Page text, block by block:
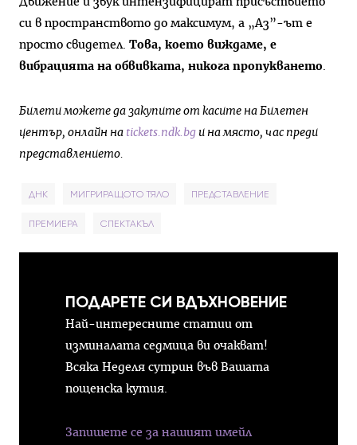
си в пространството до максимум, а „Аз”-ът е
просто свидетел. Това, което виждаме, е
вибрацията на обвивката, никога пропукването
Билети можете да закупите от касите на Билетен
център, онлайн на tickets.ndk.bg и на място, час преди
представлението.
ДНК МИГРИРАЩОТО ТЯЛО ПРЕДСТАВЛЕНИЕ
ПРЕМИЕРА СПЕКТАКЪЛ
ПОДАРЕТЕ СИ ВДЪХНОВЕНИЕ
Най-интересните статии от
изминалата седмица ви очакват!
Всяка Неделя сутрин във Вашата
пощенска кутия.
Запишете се за нашият имейл